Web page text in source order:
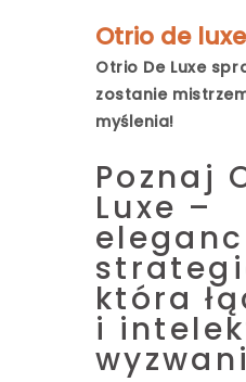
Otrio de luxe
Otrio De Luxe
zostanie
myślenia!
Poznaj
Luxe –
która
i